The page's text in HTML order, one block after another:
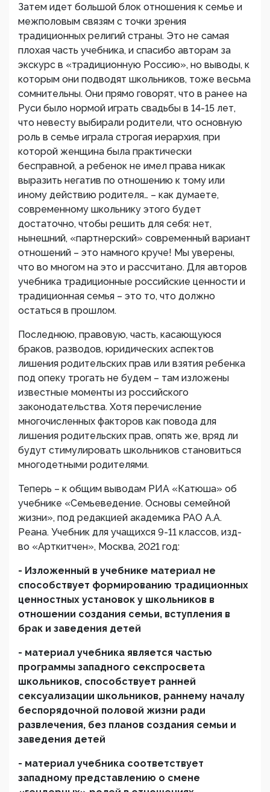
Затем идет большой блок отношения к семье и
межполовым связям с точки зрения
традиционных религий страны. Это не самая
плохая часть учебника, и спасибо авторам за
экскурс в «традиционную Россию», но выводы, к
которым они подводят школьников, тоже весьма
сомнительны. Они прямо говорят, что в ранее на
Руси было нормой играть свадьбы в 14-15 лет,
что невесту выбирали родители, что основную
роль в семье играла строгая иерархия, при
которой женщина была практически
бесправной, а ребенок не имел права никак
выразить негатив по отношению к тому или
иному действию родителя… – как думаете,
современному школьнику этого будет
достаточно, чтобы решить для себя: нет,
нынешний, «партнерский» современный вариант
отношений – это намного круче! Мы уверены,
что во многом на это и рассчитано. Для авторов
учебника традиционные российские ценности и
традиционная семья – это то, что должно
остаться в прошлом.
Последнюю, правовую, часть, касающуюся
браков, разводов, юридических аспектов
лишения родительских прав или взятия ребенка
под опеку трогать не будем – там изложены
известные моменты из российского
законодательства. Хотя перечисление
многочисленных факторов как повода для
лишения родительских прав, опять же, вряд ли
будут стимулировать школьников становиться
многодетными родителями.
Теперь – к общим выводам РИА «Катюша» об
учебнике «Семьеведение. Основы семейной
жизни», под редакцией академика РАО А.А.
Реана. Учебник для учащихся 9-11 классов, изд-
во «Арткитчен», Москва, 2021 год:
- Изложенный в учебнике материал не
способствует формированию традиционных
ценностных установок у школьников в
отношении создания семьи, вступления в
брак и заведения детей
- материал учебника является частью
программы западного секспросвета
школьников, способствует ранней
сексуализации школьников, раннему началу
беспорядочной половой жизни ради
развлечения, без планов создания семьи и
заведения детей
- материал учебника соответствует
западному представлению о смене